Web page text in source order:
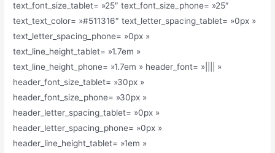
text_font_size_tablet= »25″ text_font_size_phone= »25″
text_text_color= »#511316″ text_letter_spacing_tablet= »0px »
text_letter_spacing_phone= »0px »
text_line_height_tablet= »1.7em »
text_line_height_phone= »1.7em » header_font= »|||| »
header_font_size_tablet= »30px »
header_font_size_phone= »30px »
header_letter_spacing_tablet= »0px »
header_letter_spacing_phone= »0px »
header_line_height_tablet= »1em »